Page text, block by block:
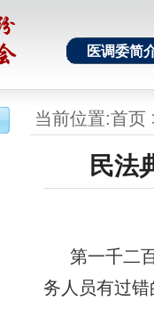
医调委简
当前位置:首页
民法
第一千二
务人员有过